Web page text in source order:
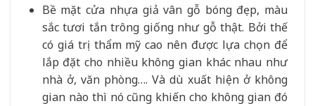
Bề mặt cửa nhựa giả vân gỗ bóng đẹp, màu
sắc tươi tắn trông giống như gỗ thật. Bởi thế
có giá trị thẩm mỹ cao nên được lựa chọn để
lắp đặt cho nhiều không gian khác nhau như
nhà ở, văn phòng…. Và dù xuất hiện ở không
gian nào thì nó cũng khiến cho không gian đó